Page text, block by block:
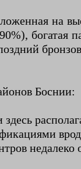
на
богатая
Боснии:
недалеко